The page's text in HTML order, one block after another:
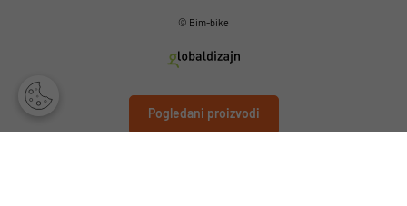
Pogledani proizvodi
© Bim-bike